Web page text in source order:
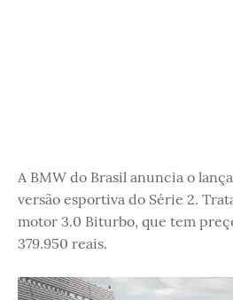
A BMW do Brasil anuncia o
versão esportiva do Série 2.
motor 3.0 Biturbo, que tem
379.950 reais.